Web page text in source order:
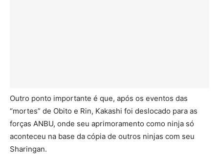
Outro ponto importante é que, após os eventos das
“mortes” de Obito e Rin, Kakashi foi deslocado para as
forças ANBU, onde seu aprimoramento como ninja só
aconteceu na base da cópia de outros ninjas com seu
Sharingan.